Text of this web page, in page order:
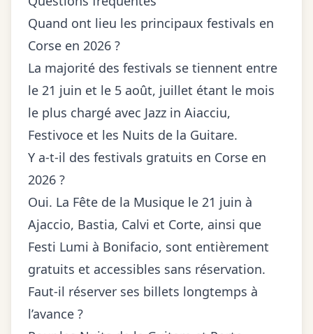
Quand ont lieu les principaux festivals en
Corse en 2026 ?
La majorité des festivals se tiennent entre
le 21 juin et le 5 août, juillet étant le mois
le plus chargé avec Jazz in Aiacciu,
Festivoce et les Nuits de la Guitare.
Y a-t-il des festivals gratuits en Corse en
2026 ?
Oui. La Fête de la Musique le 21 juin à
Ajaccio, Bastia, Calvi et Corte, ainsi que
Festi Lumi à Bonifacio, sont entièrement
gratuits et accessibles sans réservation.
Faut-il réserver ses billets longtemps à
l’avance ?